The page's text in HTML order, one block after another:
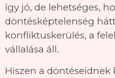
így jó, de lehetséges,
döntésképtelenség
konfliktuskerülés, a
vállalása áll.
Hiszen a döntéseidnek